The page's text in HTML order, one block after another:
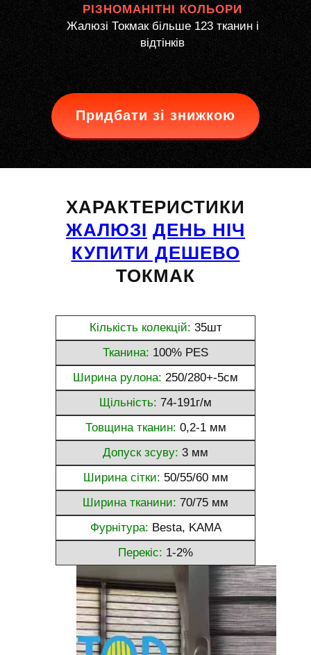
РІЗНОМАНІТНІ КОЛЬОРИ
Жалюзі Токмак більше 123 тканин і
відтінків
Придбати зі знижкою
ХАРАКТЕРИСТИКИ
ЖАЛЮЗІ ДЕНЬ НІЧ
КУПИТИ ДЕШЕВО
ТОКМАК
Кількість колекцій: 35шт
Тканина: 100% PES
Ширина рулона: 250/280+-5см
Щільність: 74-191г/м
Товщина тканин: 0,2-1 мм
Допуск зсуву: 3 мм
Ширина сітки: 50/55/60 мм
Ширина тканини: 70/75 мм
Фурнітура: Besta, KAMA
Перекіс: 1-2%